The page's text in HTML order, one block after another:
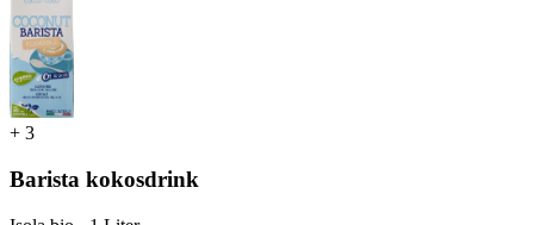
+ 3
Barista kokosdrink